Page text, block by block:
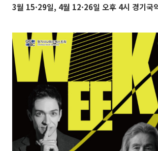
3월 15·29일, 4월 12·26일 오후 4시 경기국